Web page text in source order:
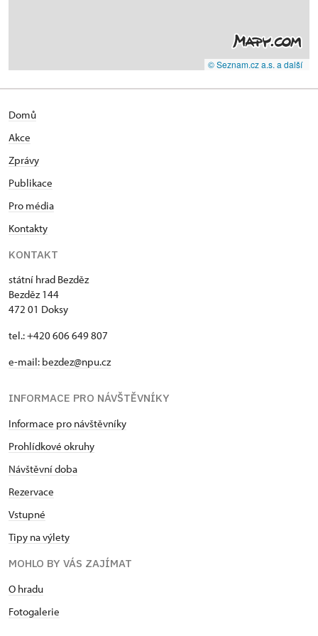
© Seznam.cz a.s. a další
Domů
Akce
Zprávy
Publikace
Pro média
Kontakty
KONTAKT
státní hrad Bezděz
Bezděz 144
472 01 Doksy
tel.: +420 606 649 807
e-mail: bezdez@npu.cz
INFORMACE PRO NÁVŠTĚVNÍKY
Informace pro návštěvníky
Prohlídkové okruhy
Návštěvní doba
Rezervace
Vstupné
Tipy na výlety
MOHLO BY VÁS ZAJÍMAT
O hradu
Fotogalerie